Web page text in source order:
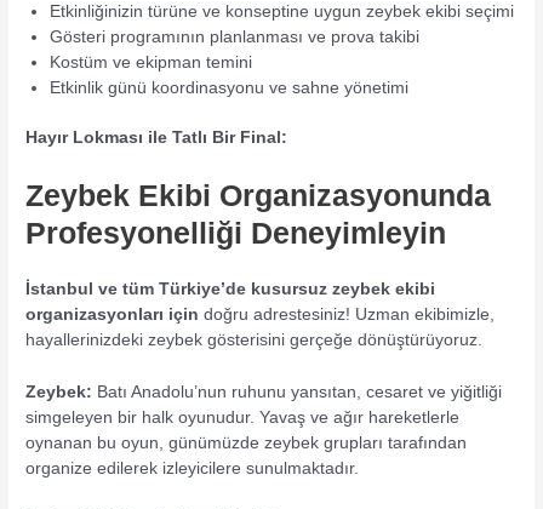
Etkinliğinizin türüne ve konseptine uygun zeybek ekibi seçimi
Gösteri programının planlanması ve prova takibi
Kostüm ve ekipman temini
Etkinlik günü koordinasyonu ve sahne yönetimi
Hayır Lokması ile Tatlı Bir Final:
Zeybek Ekibi Organizasyonunda
Profesyonelliği Deneyimleyin
İstanbul ve tüm Türkiye’de kusursuz zeybek ekibi
organizasyonları için doğru adrestesiniz! Uzman ekibimizle,
hayallerinizdeki zeybek gösterisini gerçeğe dönüştürüyoruz.
Zeybek: Batı Anadolu’nun ruhunu yansıtan, cesaret ve yiğitliği
simgeleyen bir halk oyunudur. Yavaş ve ağır hareketlerle
oynanan bu oyun, günümüzde zeybek grupları tarafından
organize edilerek izleyicilere sunulmaktadır.